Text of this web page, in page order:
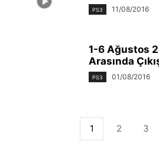
PS3 11/08/2016
1-6 Ağustos
Arasında
PS3 01/08/2016
1 2 3